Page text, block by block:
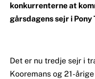
konkurrenterne at
gårsdagens sejr i
Det er nu tredje sejr i
Kooremans og 21-